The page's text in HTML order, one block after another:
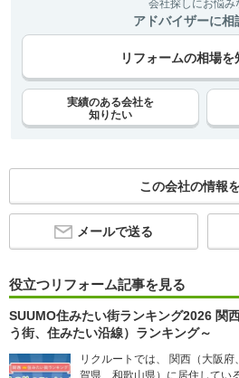
会社探しにお悩み
アドバイザーに相
リフォームの相場を
実績のある会社を
知りたい
この会社の情報
メールで送る
役立つリフォーム記事を見る
SUUMO住みたい街ランキング2026 関
う街、住みたい沿線）ランキング～
リクルートでは、 関西（大阪
賀県、和歌山県）に居住してい